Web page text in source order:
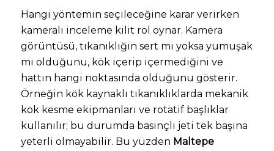
Hangi yöntemin seçileceğine karar verirken
kameralı inceleme kilit rol oynar. Kamera
görüntüsü, tıkanıklığın sert mi yoksa yumuşak
mı olduğunu, kök içerip içermediğini ve
hattın hangi noktasında olduğunu gösterir.
Örneğin kök kaynaklı tıkanıklıklarda mekanik
kök kesme ekipmanları ve rotatif başlıklar
kullanılır; bu durumda basınçlı jeti tek başına
yeterli olmayabilir. Bu yüzden Maltepe